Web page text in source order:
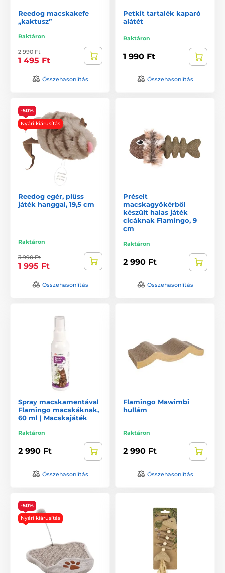
Reedog macskakefe
„kaktusz”
Raktáron
2 990 Ft
1 495 Ft
Összehasonlítás
Petkit tartalék kaparó
alátét
Raktáron
1 990 Ft
Összehasonlítás
-50%
Nyári kiárusítás
Reedog egér, plüss
játék hanggal, 19,5 cm
Raktáron
3 990 Ft
1 995 Ft
Összehasonlítás
Préselt
macskagyökérből
készült halas játék
cicáknak Flamingo, 9
cm
Raktáron
2 990 Ft
Összehasonlítás
Spray macskamentával
Flamingo macskáknak,
60 ml | Macskajáték
Raktáron
2 990 Ft
Összehasonlítás
Flamingo Mawimbi
hullám
Raktáron
2 990 Ft
Összehasonlítás
-50%
Nyári kiárusítás